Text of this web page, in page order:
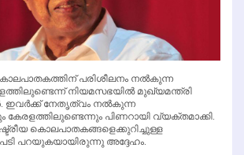
പരിശീലനം നല്‍കുന്ന
നിയമസഭയില്‍ മുഖ്യമന്ത്രി
ഇവര്‍ക്ക് നേതൃത്വം നല്‍കുന്ന
കേരളത്തിലുണ്ടെന്നും പിണറായി വ്യക്തമാക്കി.
കൊലപാതകങ്ങളെക്കുറിച്ചുള്ള
പറയുകയായിരുന്നു അദ്ദേഹം.